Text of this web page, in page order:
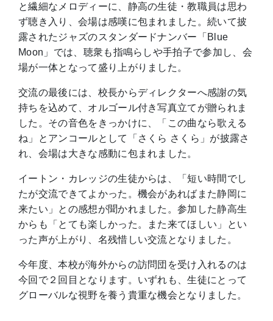
と繊細なメロディーに、静高の生徒・教職員は思わ
ず聴き入り、会場は感嘆に包まれました。続いて披
露されたジャズのスタンダードナンバー「Blue
Moon」では、聴衆も指鳴らしや手拍子で参加し、会
場が一体となって盛り上がりました。
交流の最後には、校長からディレクターへ感謝の気
持ちを込めて、オルゴール付き写真立てが贈られま
した。その音色をきっかけに、「この曲なら歌える
ね」とアンコールとして「さくら さくら」が披露さ
れ、会場は大きな感動に包まれました。
イートン・カレッジの生徒からは、「短い時間でし
たが交流できてよかった。機会があればまた静岡に
来たい」との感想が聞かれました。参加した静高生
からも「とても楽しかった。また来てほしい」とい
った声が上がり、名残惜しい交流となりました。
今年度、本校が海外からの訪問団を受け入れるのは
今回で２回目となります。いずれも、生徒にとって
グローバルな視野を養う貴重な機会となりました。